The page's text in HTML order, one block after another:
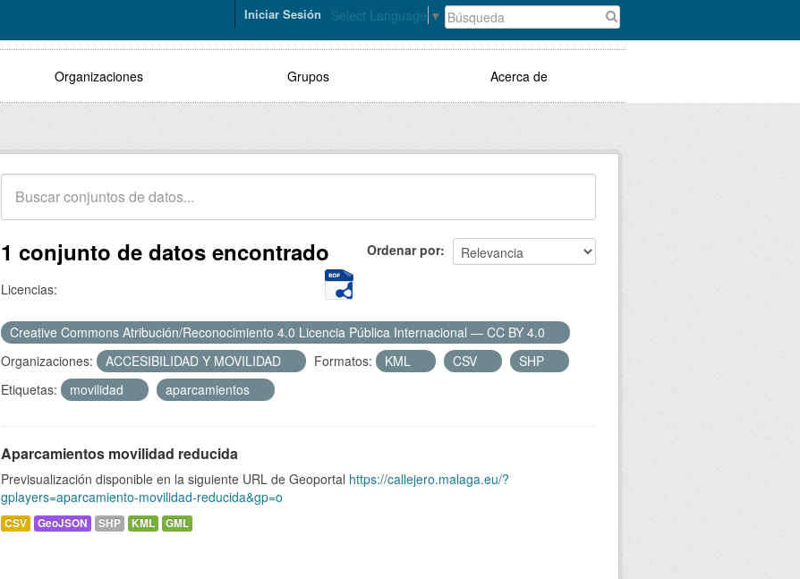
Select Language ▼
Iniciar Sesión
Organizaciones Grupos Acerca de
Ordenar por
1 conjunto de datos encontrado
Licencias:
Creative Commons Atribución/Reconocimiento 4.0 Licencia Pública Internacional — CC BY 4.0
Organizaciones:
ACCESIBILIDAD Y MOVILIDAD Formatos: KML CSV
SHP
Etiquetas:
movilidad aparcamientos
Aparcamientos movilidad reducida
Previsualización disponible en la siguiente URL de Geoportal https://callejero.malaga.eu/?
gplayers=aparcamiento-movilidad-reducida&gp=o
CSV GeoJSON SHP KML GML